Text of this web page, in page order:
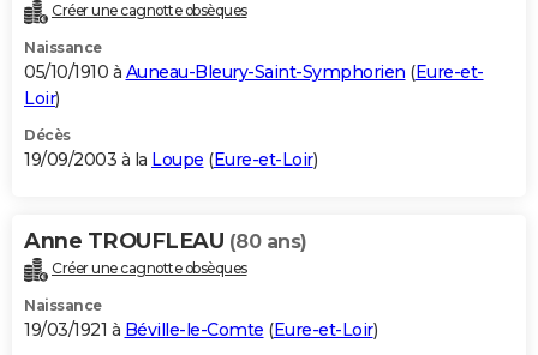
Créer une cagnotte obsèques
Naissance
05/10/1910 à Auneau-Bleury-Saint-Symphorien (Eure-et-
Loir)
Décès
19/09/2003 à la Loupe (Eure-et-Loir)
Anne TROUFLEAU (80 ans)
Créer une cagnotte obsèques
Naissance
19/03/1921 à Béville-le-Comte (Eure-et-Loir)